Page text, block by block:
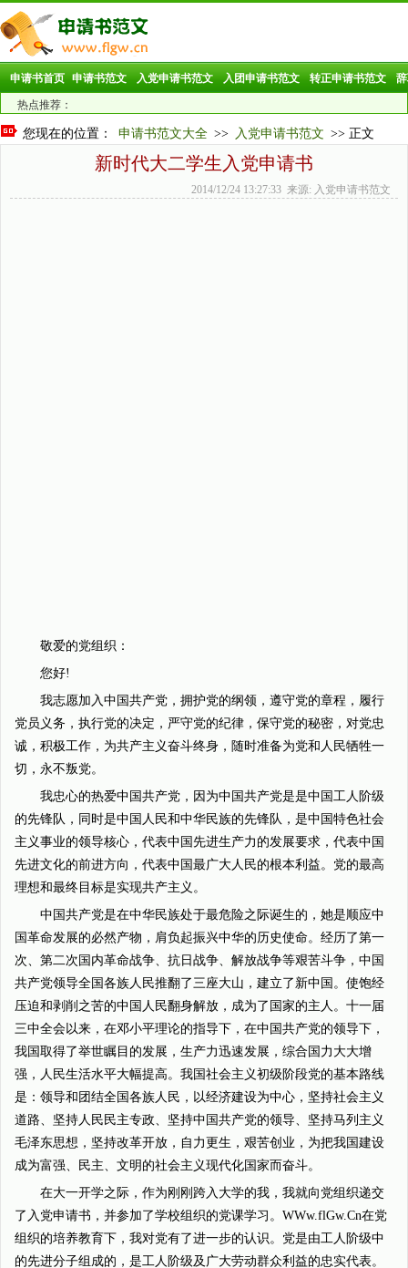
申请书首页 申请书范文 入党申请书范文 入团申请书范文 转正申请书范文
热点推荐：
您现在的位置： 申请书范文大全 >> 入党申请书范文 >> 正文
新时代大二学生入党申请书
2014/12/24 13:27:33 来源: 入党申请书范文
敬爱的党组织：
您好!
我志愿加入中国共产党，拥护党的纲领，遵守党的章程，履行
党员义务，执行党的决定，严守党的纪律，保守党的秘密，对党忠
诚，积极工作，为共产主义奋斗终身，随时准备为党和人民牺牲一
切，永不叛党。
我忠心的热爱中国共产党，因为中国共产党是是中国工人阶级
的先锋队，同时是中国人民和中华民族的先锋队，是中国特色社会
主义事业的领导核心，代表中国先进生产力的发展要求，代表中国
先进文化的前进方向，代表中国最广大人民的根本利益。党的最高
理想和最终目标是实现共产主义。
中国共产党是在中华民族处于最危险之际诞生的，她是顺应中
国革命发展的必然产物，肩负起振兴中华的历史使命。经历了第一
次、第二次国内革命战争、抗日战争、解放战争等艰苦斗争，中国
共产党领导全国各族人民推翻了三座大山，建立了新中国。使饱经
压迫和剥削之苦的中国人民翻身解放，成为了国家的主人。十一届
三中全会以来，在邓小平理论的指导下，在中国共产党的领导下，
我国取得了举世瞩目的发展，生产力迅速发展，综合国力大大增
强，人民生活水平大幅提高。我国社会主义初级阶段党的基本路线
是：领导和团结全国各族人民，以经济建设为中心，坚持社会主义
道路、坚持人民民主专政、坚持中国共产党的领导、坚持马列主义
毛泽东思想，坚持改革开放，自力更生，艰苦创业，为把我国建设
成为富强、民主、文明的社会主义现代化国家而奋斗。
在大一开学之际，作为刚刚跨入大学的我，我就向党组织递交
了入党申请书，并参加了学校组织的党课学习。WWw.flGw.Cn在党
组织的培养教育下，我对党有了进一步的认识。党是由工人阶级中
的先进分子组成的，是工人阶级及广大劳动群众利益的忠实代表。